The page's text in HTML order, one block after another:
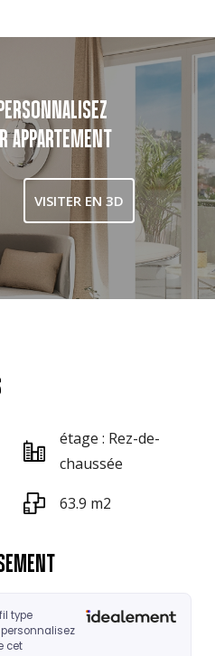
APPARTEMENT
VISITER EN 3D
étage : Rez-de-
chaussée
63.9 m2